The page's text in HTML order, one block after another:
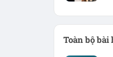
Toàn bộ bài